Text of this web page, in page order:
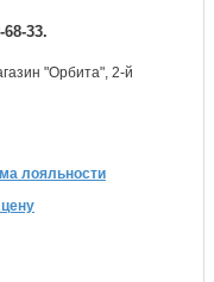
68-33.
"Орбита", 2-й
лояльности